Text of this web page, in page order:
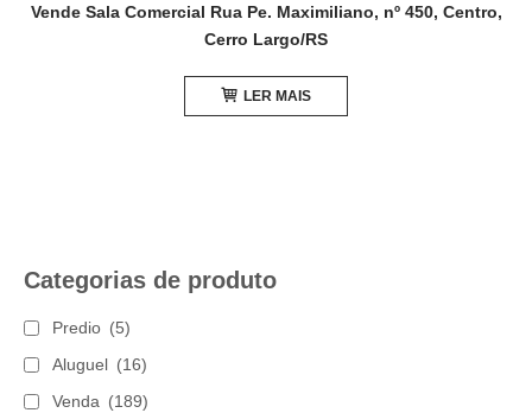
Vende Sala Comercial Rua Pe. Maximiliano, nº 450, Centro,
Cerro Largo/RS
LER MAIS
Categorias de produto
Predio (5)
Aluguel (16)
Venda (189)